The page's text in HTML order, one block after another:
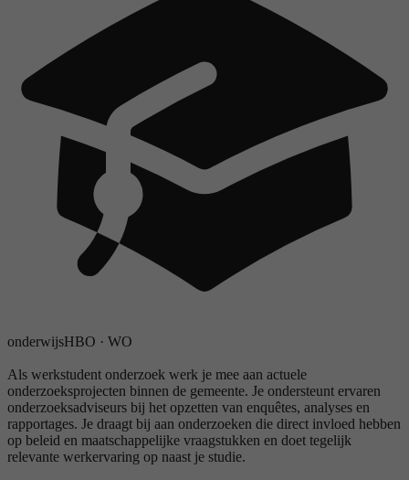
onderwijsHBO · WO
Als werkstudent onderzoek werk je mee aan actuele
onderzoeksprojecten binnen de gemeente. Je ondersteunt ervaren
onderzoeksadviseurs bij het opzetten van enquêtes, analyses en
rapportages. Je draagt bij aan onderzoeken die direct invloed hebben
op beleid en maatschappelijke vraagstukken en doet tegelijk
relevante werkervaring op naast je studie.